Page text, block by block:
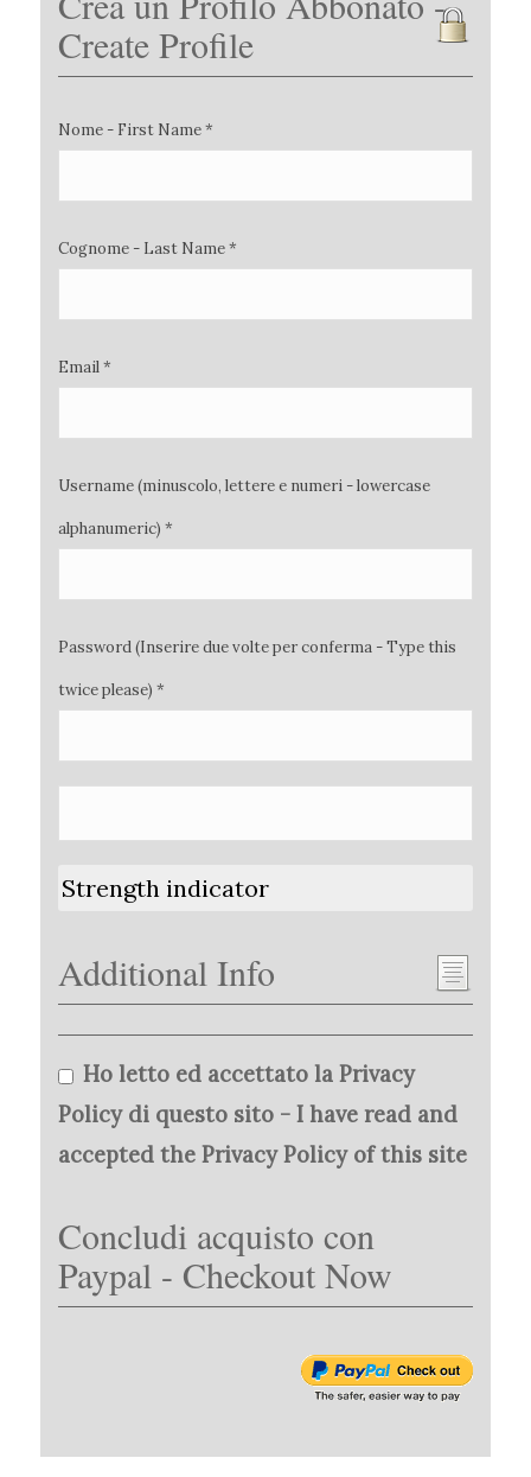
Create Profile
Nome - First Name *
Cognome - Last Name *
Email *
Username (minuscolo, lettere e numeri - lowercase
alphanumeric) *
Password (Inserire due volte per conferma - Type this
twice please) *
Strength indicator
Additional Info
Ho letto ed accettato la Privacy
Policy di questo sito - I have read and
accepted the Privacy Policy of this site
Concludi acquisto con
Paypal - Checkout Now